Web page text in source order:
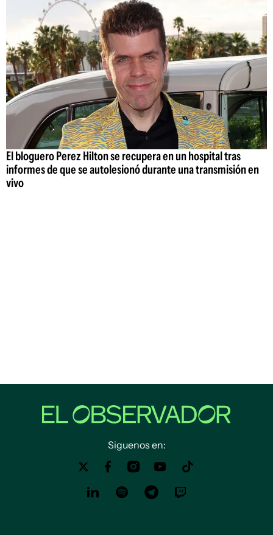
El bloguero Perez Hilton se recupera en un hospital tras
informes de que se autolesionó durante una transmisión en
vivo
Siguenos en: